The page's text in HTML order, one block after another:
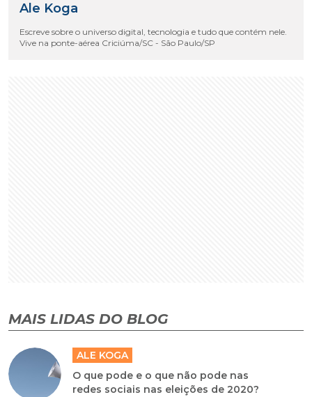
Ale Koga
Escreve sobre o universo digital, tecnologia e tudo que contém nele.
Vive na ponte-aérea Criciúma/SC - São Paulo/SP
MAIS LIDAS DO BLOG
ALE KOGA
O que pode e o que não pode nas
redes sociais nas eleições de 2020?